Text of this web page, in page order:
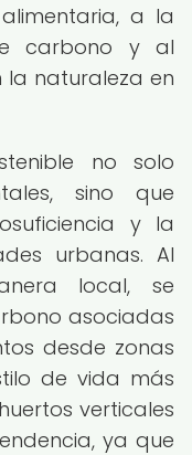
a la
carbono y al
la naturaleza en
no solo
sino que
y la
urbanas. Al
local, se
asociadas
desde zonas
de vida más
verticales
ya que